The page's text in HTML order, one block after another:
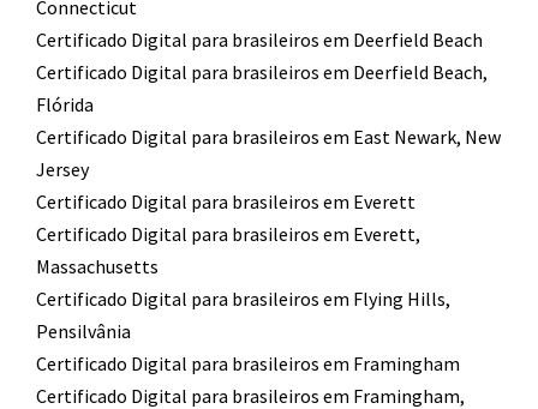
Connecticut
Certificado Digital para brasileiros em Deerfield Beach
Certificado Digital para brasileiros em Deerfield Beach,
Flórida
Certificado Digital para brasileiros em East Newark, New
Jersey
Certificado Digital para brasileiros em Everett
Certificado Digital para brasileiros em Everett,
Massachusetts
Certificado Digital para brasileiros em Flying Hills,
Pensilvânia
Certificado Digital para brasileiros em Framingham
Certificado Digital para brasileiros em Framingham,